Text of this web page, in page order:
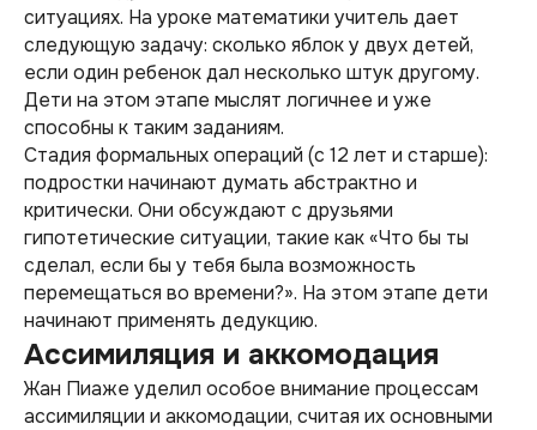
ситуациях. На уроке математики учитель дает
следующую задачу: сколько яблок у двух детей,
если один ребенок дал несколько штук другому.
Дети на этом этапе мыслят логичнее и уже
способны к таким заданиям.
Стадия формальных операций (с 12 лет и старше):
подростки начинают думать абстрактно и
критически. Они обсуждают с друзьями
гипотетические ситуации, такие как «Что бы ты
сделал, если бы у тебя была возможность
перемещаться во времени?». На этом этапе дети
начинают применять дедукцию.
Ассимиляция и аккомодация
Жан Пиаже уделил особое внимание процессам
ассимиляции и аккомодации, считая их основными